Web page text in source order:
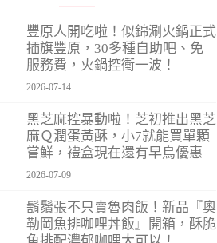
豐原人開吃啦！似錦涮火鍋正式
插旗豐原，30多種自助吧、免
服務費，火鍋控衝一波！
2026-07-14
黑芝麻控暴動啦！芝初推出黑芝
麻Ｑ潤蛋黃酥，小7就能買單顆
嘗鮮，禮盒現在還有早鳥優惠
2026-07-09
鬍鬚張不只賣魯肉飯！新品『奧
勒岡魚排咖哩丼飯』開箱，酥脆